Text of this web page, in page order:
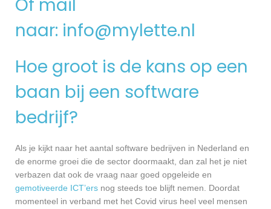
Of mail
naar: info@mylette.nl
Hoe groot is de kans op een
baan bij een software
bedrijf?
Als je kijkt naar het aantal software bedrijven in Nederland en
de enorme groei die de sector doormaakt, dan zal het je niet
verbazen dat ook de vraag naar goed opgeleide en
gemotiveerde ICT’ers nog steeds toe blijft nemen. Doordat
momenteel in verband met het Covid virus heel veel mensen